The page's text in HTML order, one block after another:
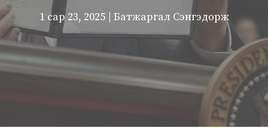
1 сар 23, 2025 | Батжаргал Сэнгэдорж